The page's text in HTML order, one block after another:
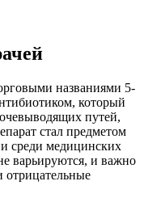
названиями 5-
который
путей,
стал предметом
среди медицинских
варьируются, и важно
отрицательные